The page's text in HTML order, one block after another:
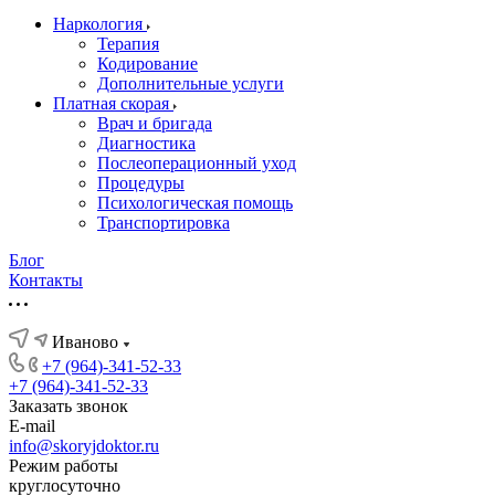
Наркология
Терапия
Кодирование
Дополнительные услуги
Платная скорая
Врач и бригада
Диагностика
Послеоперационный уход
Процедуры
Психологическая помощь
Транспортировка
Блог
Контакты
Иваново
+7 (964)-341-52-33
+7 (964)-341-52-33
Заказать звонок
E-mail
info@skoryjdoktor.ru
Режим работы
круглосуточно